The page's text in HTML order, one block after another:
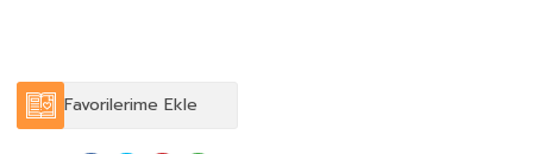
Favorilerime Ekle